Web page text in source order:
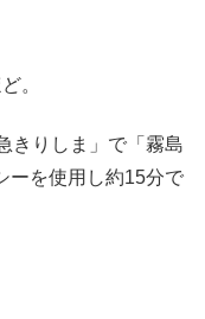
。
きりしま」で「霧島
ーを使用し約15分で